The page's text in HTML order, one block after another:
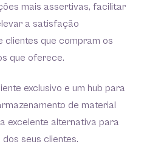
mais assertivas, facilitar
a satisfação
clientes que compram os
que oferece.
exclusivo e um hub para
de material
excelente alternativa para
seus clientes.